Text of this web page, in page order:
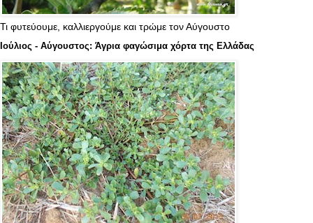
Τι φυτεύουμε, καλλιεργούμε και τρώμε τον Αύγουστο
Ιούλιος - Αύγουστος: Άγρια φαγώσιμα χόρτα της Ελλάδας